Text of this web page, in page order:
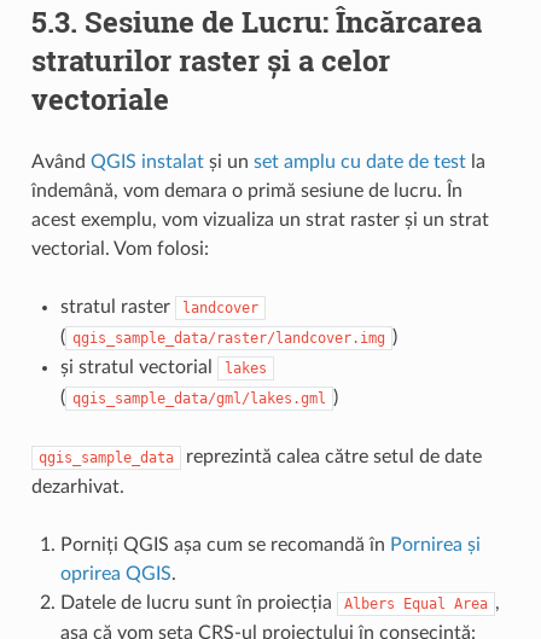
5.3. Sesiune de Lucru: Încărcarea
straturilor raster și a celor
vectoriale
Având QGIS instalatși un set amplu cu date de testla
îndemână, vom demara o primă sesiune de lucru. În
acest exemplu, vom vizualiza un strat raster și un strat
vectorial. Vom folosi:
stratul raster landcover
( qgis_sample_data/raster/landcover.img )
și stratul vectorial
lakes
( qgis_sample_data/gml/lakes.gml )
qgis_sample_data
reprezintă calea către setul de date
dezarhivat.
Porniți QGIS așa cum se recomandă în Pornirea și
oprirea QGIS.
Datele de lucru sunt în proiecția
Albers Equal Area ,
așa că vom seta CRS-ul proiectului în consecință: